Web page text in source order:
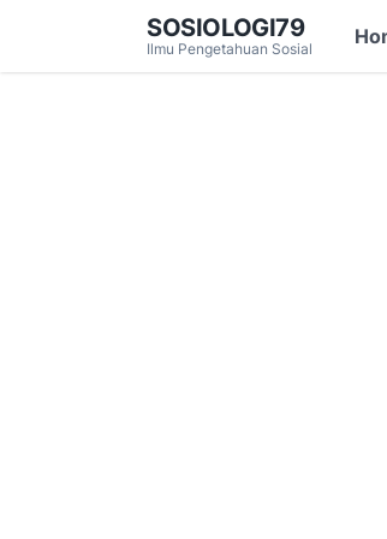
SOSIOLOGI79
Ilmu Pengetahuan Sosial